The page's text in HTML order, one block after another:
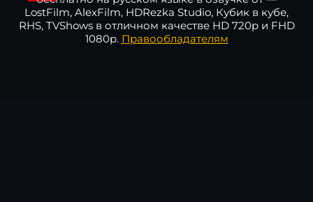
LostFilm, AlexFilm, HDRezka Studio, Кубик в кубе,
RHS, TVShows в отличном качестве HD 720p и FHD
1080p. Правообладателям